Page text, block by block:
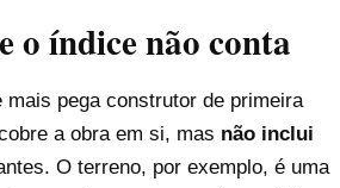
o índice não conta
mais pega construtor de primeira
a obra em si, mas não inclui
O terreno, por exemplo, é uma